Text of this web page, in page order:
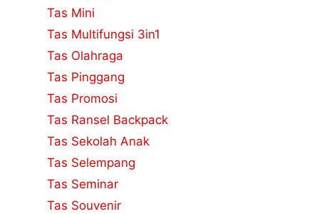
Tas Mini
Tas Multifungsi 3in1
Tas Olahraga
Tas Pinggang
Tas Promosi
Tas Ransel Backpack
Tas Sekolah Anak
Tas Selempang
Tas Seminar
Tas Souvenir